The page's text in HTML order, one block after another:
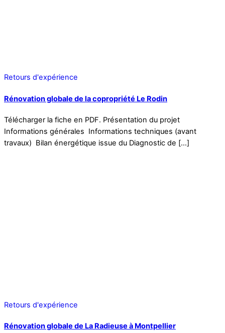
Retours d'expérience
Rénovation globale de la copropriété Le Rodin
Télécharger la fiche en PDF. Présentation du projet
Informations générales Informations techniques (avant
travaux) Bilan énergétique issue du Diagnostic de […]
Retours d'expérience
Rénovation globale de La Radieuse à Montpellier